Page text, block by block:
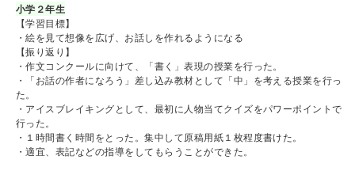
小学２年生
【学習目標】
・絵を見て想像を広げ、お話しを作れるようになる
【振り返り】
・作文コンクールに向けて、「書く」表現の授業を行った。
・「お話の作者になろう」差し込み教材として「中」を考える授業を行っ
た。
・アイスブレイキングとして、最初に人物当てクイズをパワーポイントで
行った。
・１時間書く時間をとった。集中して原稿用紙１枚程度書けた。
・適宜、表記などの指導をしてもらうことができた。